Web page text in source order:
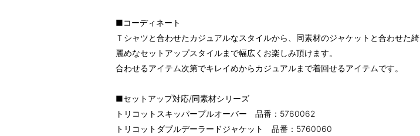
■コーディネート
Ｔシャツと合わせたカジュアルなスタイルから、同素材のジャケットと合わせた綺
麗めなセットアップスタイルまで幅広くお楽しみ頂けます。
合わせるアイテム次第でキレイめからカジュアルまで着回せるアイテムです。
■セットアップ対応/同素材シリーズ
トリコットスキッパープルオーバー 品番：5760062
トリコットダブルデーラードジャケット 品番：5760060